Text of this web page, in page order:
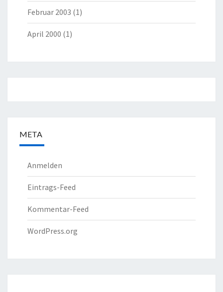
Februar 2003 (1)
April 2000 (1)
META
Anmelden
Eintrags-Feed
Kommentar-Feed
WordPress.org